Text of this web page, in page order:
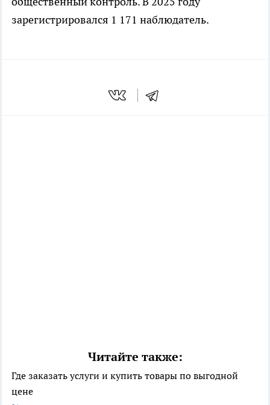
зарегистрировался 1 171 наблюдатель.
Читайте также:
Где заказать услуги и купить товары по выгодной
цене